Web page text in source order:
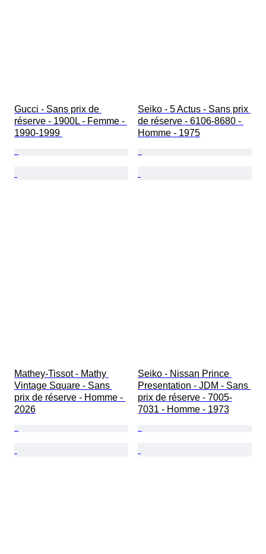
Gucci - Sans prix de
réserve - 1900L - Femme -
1990-1999
Seiko - 5 Actus - Sans prix
de réserve - 6106-8680 -
Homme - 1975
Mathey-Tissot - Mathy
Vintage Square - Sans
prix de réserve - Homme -
2026
Seiko - Nissan Prince
Presentation - JDM - Sans
prix de réserve - 7005-
7031 - Homme - 1973